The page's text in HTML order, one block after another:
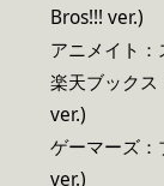
Bros!!! ver.)
アニメイト
楽天ブック
ver.)
ゲーマーズ
ver.)